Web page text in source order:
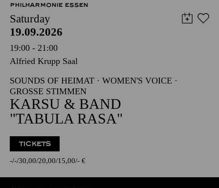
PHILHARMONIE ESSEN
Saturday
19.09.2026
19:00 - 21:00
Alfried Krupp Saal
SOUNDS OF HEIMAT · WOMEN'S VOICE ·
GROSSE STIMMEN
KARSU & BAND
"TABULA RASA"
TICKETS
- - 30,00 20,00 15,00 - €